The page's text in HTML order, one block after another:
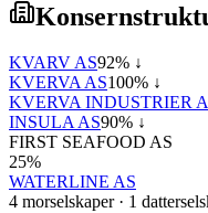
KVARV AS92% ↓
KVERVA AS100% ↓
KVERVA INDUSTRIER
INSULA AS90% ↓
FIRST SEAFOOD AS
25%
WATERLINE AS
4 morselskaper· 1